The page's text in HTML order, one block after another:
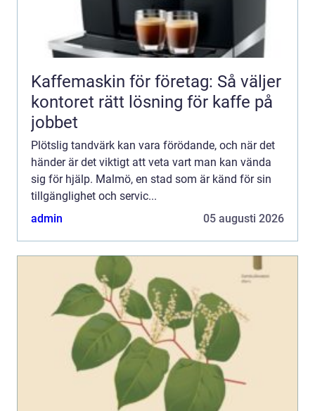
Kaffemaskin för företag: Så väljer
kontoret rätt lösning för kaffe på
jobbet
Plötslig tandvärk kan vara förödande, och när det
händer är det viktigt att veta vart man kan vända
sig för hjälp. Malmö, en stad som är känd för sin
tillgänglighet och servic...
admin
05 augusti 2026